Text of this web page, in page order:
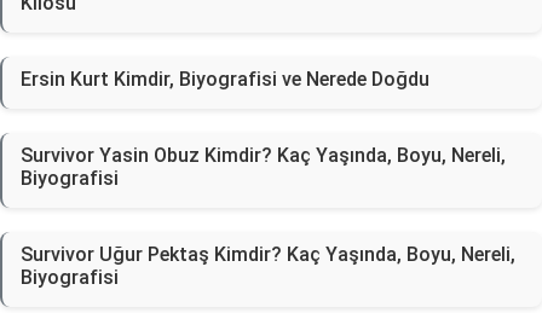
Ersin Kurt Kimdir, Biyografisi ve Nerede Doğdu
Survivor Yasin Obuz Kimdir? Kaç Yaşında, Boyu, Nereli,
Biyografisi
Survivor Uğur Pektaş Kimdir? Kaç Yaşında, Boyu, Nereli,
Biyografisi